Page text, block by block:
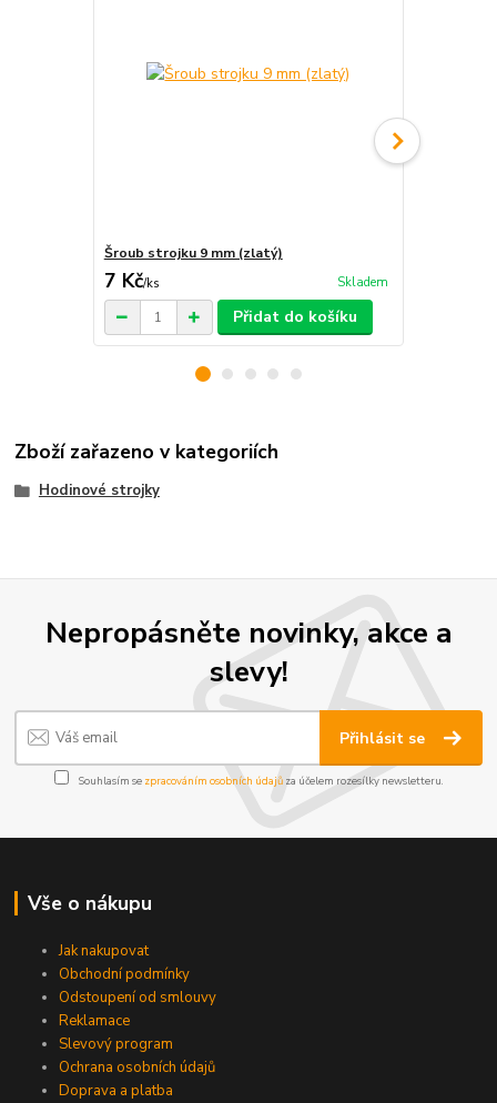
Šroub strojku 9 mm (zlatý)
7 Kč/ks Skladem
Přidat do košíku
Zboží zařazeno v kategoriích
Hodinové strojky
Nepropásněte novinky, akce a
slevy!
Přihlásit se
Souhlasím se zpracováním osobních údajůza účelem rozesílky newsletteru.
Vše o nákupu
Jak nakupovat
Obchodní podmínky
Odstoupení od smlouvy
Reklamace
Slevový program
Ochrana osobních údajů
Doprava a platba